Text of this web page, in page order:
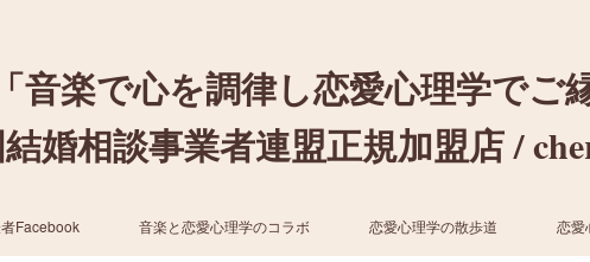
音楽で心を調律し恋愛心理学でご
婚相談事業者連盟正規加盟店 /
Facebook 音楽と恋愛心理学のコラボ 恋愛心理学の散歩道 恋愛